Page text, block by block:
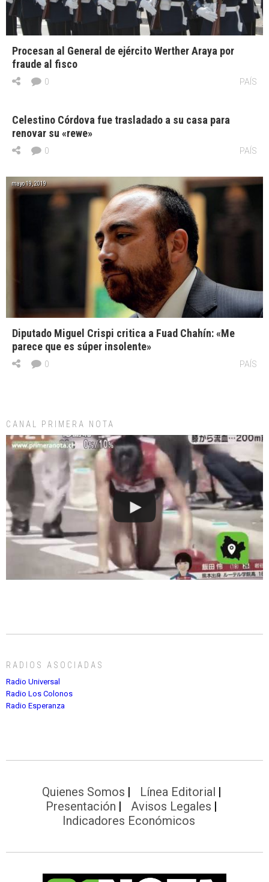
Procesan al General de ejército Werther Araya por
fraude al fisco
PAÍS
0
Celestino Córdova fue trasladado a su casa para
renovar su «rewe»
PAÍS
0
mayo 19, 2019
Diputado Miguel Crispi critica a Fuad Chahín: «Me
parece que es súper insolente»
PAÍS
0
CANAL PRIMERA NOTA
RADIOS ASOCIADAS
Radio Universal
Radio Los Colonos
Radio Esperanza
Quienes Somos
Línea Editorial
Presentación
Avisos Legales
Indicadores Económicos